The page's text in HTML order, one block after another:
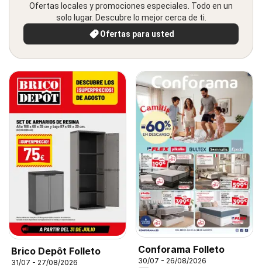
Ofertas locales y promociones especiales. Todo en un
solo lugar. Descubre lo mejor cerca de ti.
Ofertas para usted
Brico Depôt Folleto
31/07 - 27/08/2026
Conforama Folleto
30/07 - 26/08/2026